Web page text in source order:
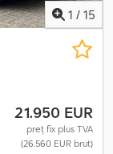
1 / 15
21.950 EUR
preț fix plus TVA
(26.560 EUR brut)